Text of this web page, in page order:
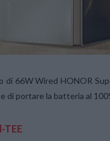
di 66W Wired HONOR
di portare la batteria al
TEE